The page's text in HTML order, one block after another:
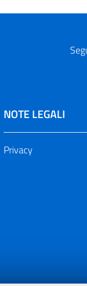
NOTE LEGALI
Privacy